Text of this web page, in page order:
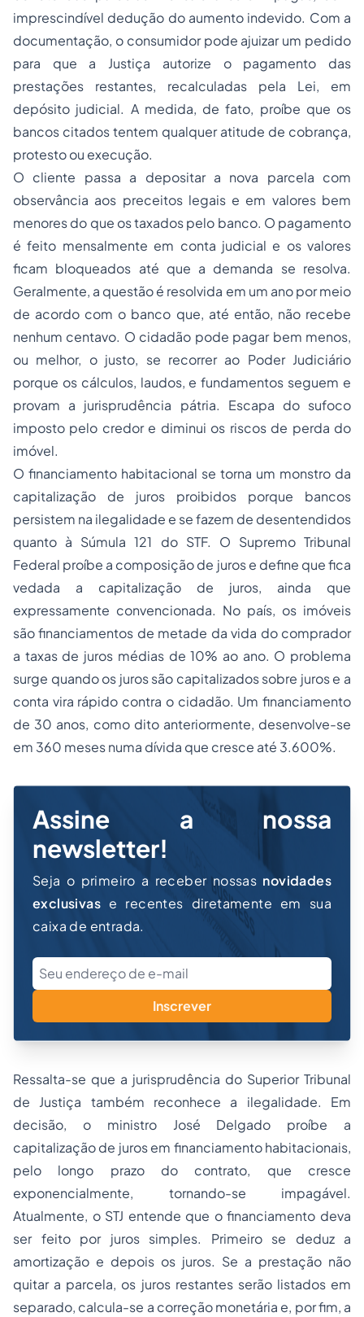
imprescindível dedução do aumento indevido. Com a
documentação, o consumidor pode ajuizar um pedido
para que a Justiça autorize o pagamento das
prestações restantes, recalculadas pela Lei, em
depósito judicial. A medida, de fato, proíbe que os
bancos citados tentem qualquer atitude de cobrança,
protesto ou execução.
O cliente passa a depositar a nova parcela com
observância aos preceitos legais e em valores bem
menores do que os taxados pelo banco. O pagamento
é feito mensalmente em conta judicial e os valores
ficam bloqueados até que a demanda se resolva.
Geralmente, a questão é resolvida em um ano por meio
de acordo com o banco que, até então, não recebe
nenhum centavo. O cidadão pode pagar bem menos,
ou melhor, o justo, se recorrer ao Poder Judiciário
porque os cálculos, laudos, e fundamentos seguem e
provam a jurisprudência pátria. Escapa do sufoco
imposto pelo credor e diminui os riscos de perda do
imóvel.
O financiamento habitacional se torna um monstro da
capitalização de juros proibidos porque bancos
persistem na ilegalidade e se fazem de desentendidos
quanto à Súmula 121 do STF. O Supremo Tribunal
Federal proíbe a composição de juros e define que fica
vedada a capitalização de juros, ainda que
expressamente convencionada. No país, os imóveis
são financiamentos de metade da vida do comprador
a taxas de juros médias de 10% ao ano. O problema
surge quando os juros são capitalizados sobre juros e a
conta vira rápido contra o cidadão. Um financiamento
de 30 anos, como dito anteriormente, desenvolve-se
em 360 meses numa dívida que cresce até 3.600%.
Assine a nossa
newsletter!
Seja o primeiro a receber nossas novidades
exclusivas e recentes diretamente em sua
caixa de entrada.
Inscrever
Ressalta-se que a jurisprudência do Superior Tribunal
de Justiça também reconhece a ilegalidade. Em
decisão, o ministro José Delgado proíbe a
capitalização de juros em financiamento habitacionais,
pelo longo prazo do contrato, que cresce
exponencialmente, tornando-se impagável.
Atualmente, o STJ entende que o financiamento deva
ser feito por juros simples. Primeiro se deduz a
amortização e depois os juros. Se a prestação não
quitar a parcela, os juros restantes serão listados em
separado, calcula-se a correção monetária e, por fim, a